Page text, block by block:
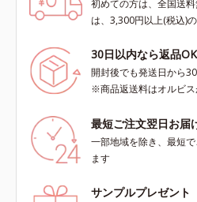
初めての方は、全国送
は、3,300円以上(税込)
30日以内なら返品OK
開封後でも発送日から
※商品返送料はオルビ
最短ご注文翌日お届
一部地域を除き、最短
ます
サンプルプレゼント